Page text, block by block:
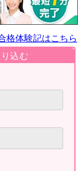
格体験記はこちら
込む